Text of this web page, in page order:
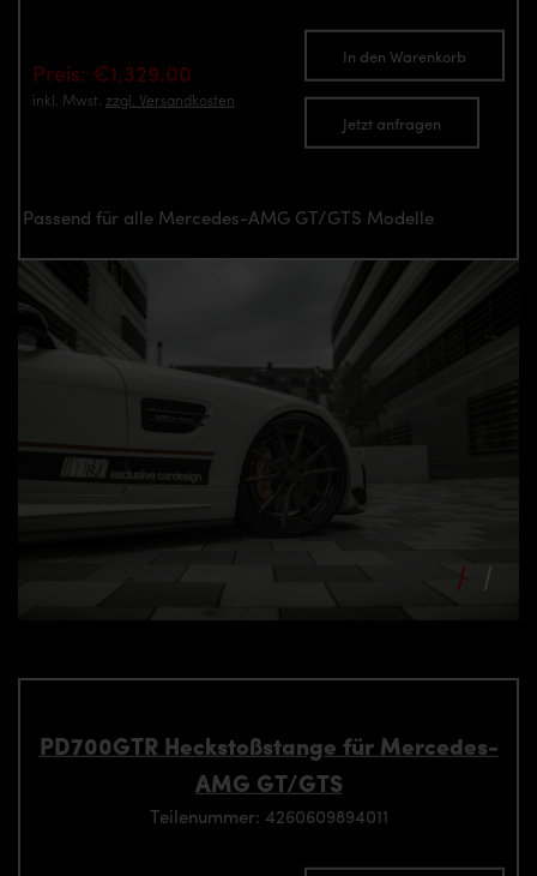
Preis: €1,329.00
inkl. Mwst. zzgl. Versandkosten
In den Warenkorb
Jetzt anfragen
Passend für alle Mercedes-AMG GT/GTS Modelle
PD700GTR Heckstoßstange für Mercedes-
AMG GT/GTS
Teilenummer: 4260609894011